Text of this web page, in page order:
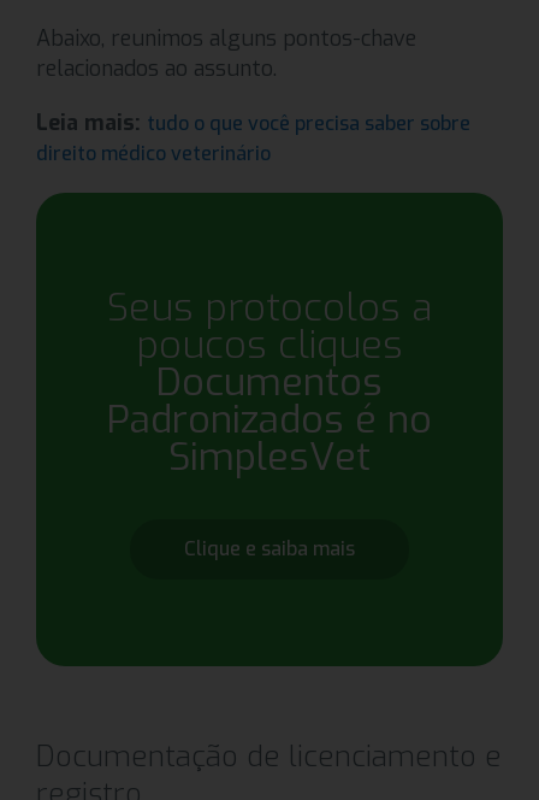
Abaixo, reunimos alguns pontos-chave
relacionados ao assunto.
Leia mais: tudo o que você precisa saber sobre
direito médico veterinário
Seus protocolos a
poucos cliques
Documentos
Padronizados é no
SimplesVet
Clique e saiba mais
Documentação de licenciamento e